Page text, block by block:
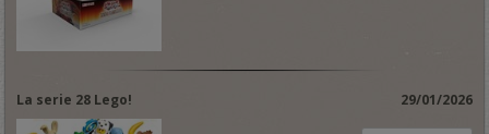
La serie 28 Lego! 29/01/2026